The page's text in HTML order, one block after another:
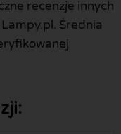
recenzje innych
Średnia